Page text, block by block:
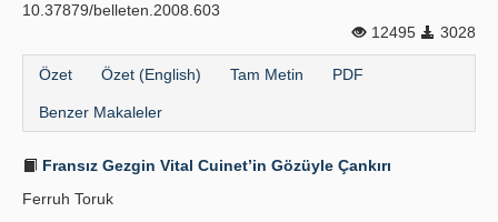
10.37879/belleten.2008.603
12495
3028
Özet Özet (English) Tam Metin PDF
Benzer Makaleler
Fransız Gezgin Vital Cuinet’in Gözüyle Çankırı
Ferruh Toruk